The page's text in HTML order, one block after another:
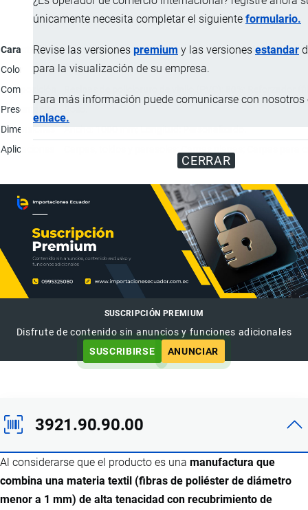
únicamente necesita completar el siguiente formulario.
Revise las versiones premium y las versiones estandar
para la visualización de su empresa.
Para más información puede comunicarse con nosotros
enlace.
CERRAR
Característica
Descripción
Color
Negro.
Composición
Presentación
Dimensiones
Aplicaciones
SUSCRIPCIÓN PREMIUM
Disfrute de contenido sin anuncios y funciones adicionales
SUSCRIBIRSE
ANUNCIAR
3921.90.90.00
Al considerarse que el producto es una manufactura que
combina una materia textil (fibras de poliéster de diámetro
menor a 1 mm) de alta tenacidad con recubrimiento de